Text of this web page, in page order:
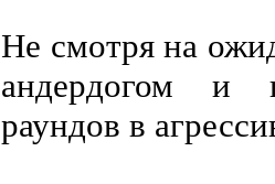
Не смотря на
андердогом и
раундов в